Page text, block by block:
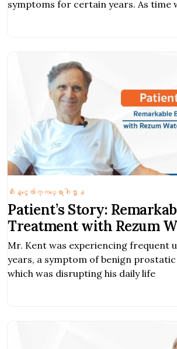
symptoms for certain years. As time
Patient’s Story:
Treatment with Rezum
Therapy
Mr. Kent was experiencing frequent
years, a symptom of benign prostatic
which was disrupting his daily life
ဆီးနွင့္ေက်ာက္ကပ္ေရာဂါဌာန